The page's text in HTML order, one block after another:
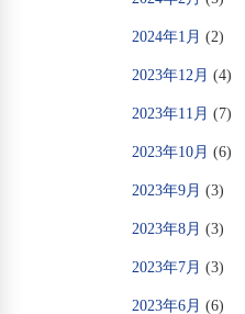
2024年1月 (2)
2023年12月 (4)
2023年11月 (7)
2023年10月 (6)
2023年9月 (3)
2023年8月 (3)
2023年7月 (3)
2023年6月 (6)